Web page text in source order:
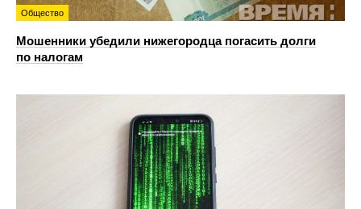
Общество
Мошенники убедили нижегородца погасить долги
по налогам